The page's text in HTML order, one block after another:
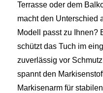
Terrasse oder dem
macht den Unterschied
Modell passt zu Ihnen?
schützt das Tuch im
zuverlässig vor
spannt den
Markisenarm für